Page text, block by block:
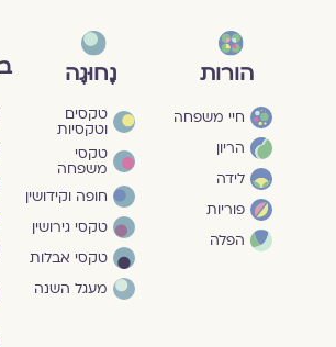
הורות
חיי משפחה
הריון
לידה
פוריות
הפלה
נָחוּגָה
טקסים
וטקסיות
טקסי
משפחה
חופה וקידושין
טקסי גירושין
טקסי אבלות
מעגל השנה